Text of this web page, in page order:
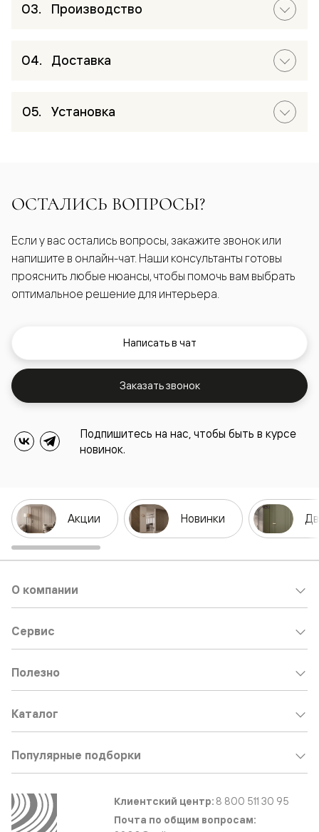
Производство
Доставка
Установка
ОСТАЛИСЬ ВОПРОСЫ?
Если у вас остались вопросы, закажите звонок или
напишите в онлайн-чат. Наши консультанты готовы
прояснить любые нюансы, чтобы помочь вам выбрать
оптимальное решение для интерьера.
Написать в чат
Заказать звонок
Подпишитесь на нас, чтобы быть в курсе
новинок.
Акции Новинки
О компании
Сервис
Полезно
Каталог
Популярные подборки
Клиентский центр: 8 800 511 30 95
Почта по общим вопросам: